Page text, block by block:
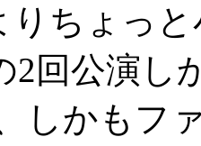
りちょっ
2回公演し
しかもフ